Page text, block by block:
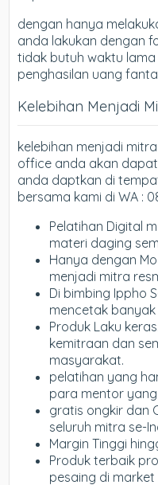
dengan hanya
anda lakukan dengan
tidak butuh waktu
penghasilan uang
Kelebihan Menjadi
kelebihan menjadi
office anda akan
anda daptkan di
bersama kami di WA :
Pelatihan Digital
materi daging
Hanya dengan
menjadi mitra
Di bimbing Ippho
mencetak
Produk Laku
kemitraan dan
masyarakat.
pelatihan yang
para mentor yang
gratis ongkir dan
seluruh mitra se-
Margin Tinggi
Produk terbaik
pesaing di market